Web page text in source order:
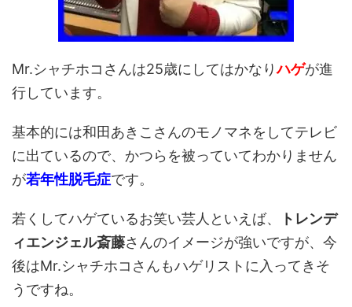
Mr.シャチホコさんは25歳にしてはかなりハゲが進
行しています。
基本的には和田あきこさんのモノマネをしてテレビ
に出ているので、かつらを被っていてわかりません
が若年性脱毛症です。
若くしてハゲているお笑い芸人といえば、
トレンデ
ィエンジェル斎藤さんのイメージが強いですが、今
後はMr.シャチホコさんもハゲリストに入ってきそ
うですね。